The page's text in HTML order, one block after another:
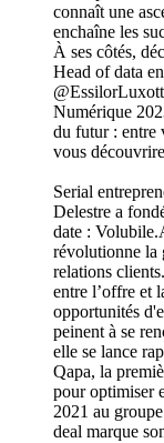
connaît une
enchaîne les
À ses côtés,
Head of data
Numérique
du futur : entre
vous
Serial
Delestre a
date :
révolutionne la
relations
entre l’offre et
opportunités
peinent à se
elle se lance
Qapa, la
pour optimiser
2021 au
deal marque